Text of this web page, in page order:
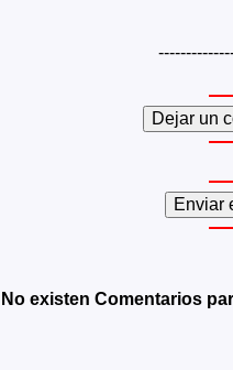
No existen Comentarios